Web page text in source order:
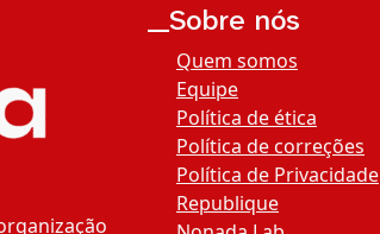
__Sobre nós
Quem somos
Equipe
Política de ética
Política de correções
Política de Privacidade
Republique